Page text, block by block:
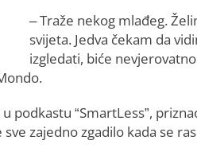
– Traže nekog mlađeg.
svijeta. Jedva čekam da
izgledati, biće
podkastu “SmartLess”,
zajedno zgadilo kada se